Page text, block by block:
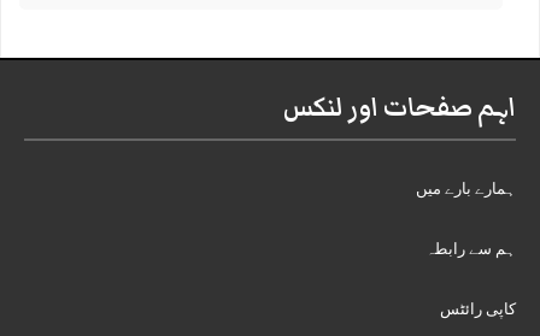
اہم صفحات اور لنکس
ہمارے بارے میں
ہم سے رابطہ
کاپی رائٹس